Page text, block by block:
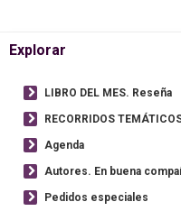
Explorar
LIBRO DEL MES. Reseña
RECORRIDOS
Agenda
Autores. En buena
Pedidos especiales